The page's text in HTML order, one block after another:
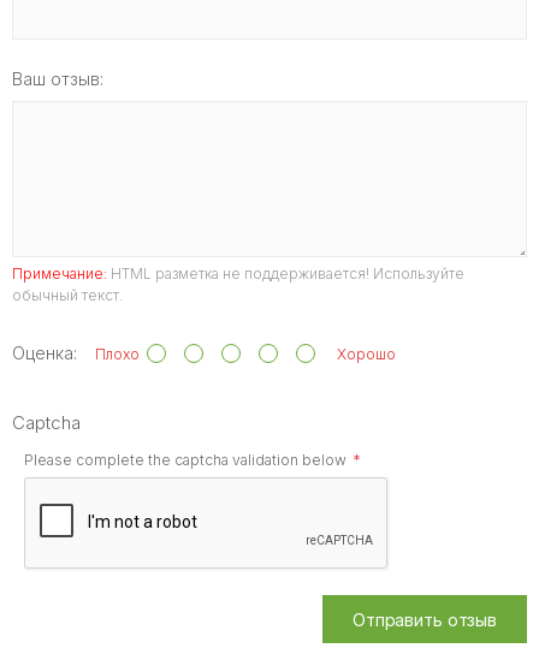
Ваш отзыв:
Примечание: HTML разметка не поддерживается! Используйте
обычный текст.
Оценка: Плохо Хорошо
Captcha
Please complete the captcha validation below
Отправить отзыв